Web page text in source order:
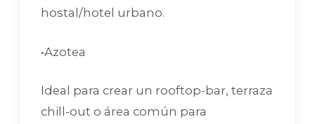
hostal/hotel urbano.
•Azotea
Ideal para crear un rooftop-bar, terraza
chill-out o área común para